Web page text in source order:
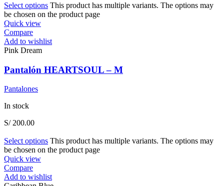
Select options This product has multiple variants. The options may
be chosen on the product page
Quick view
Compare
Add to wishlist
Pink Dream
Pantalón HEARTSOUL – M
Pantalones
In stock
S/200.00
Select options This product has multiple variants. The options may
be chosen on the product page
Quick view
Compare
Add to wishlist